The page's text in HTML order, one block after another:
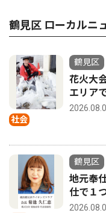
鶴見区 ローカルニ
社会
鶴見区
花火大
エリア
鶴見区
地元奉
仕で１